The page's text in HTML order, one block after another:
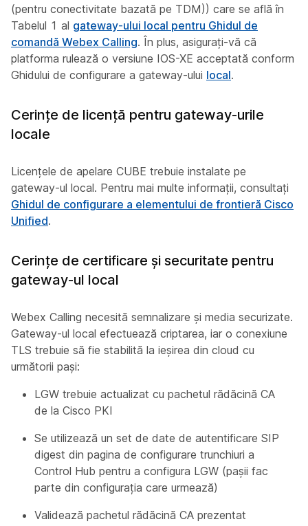
(pentru conectivitate bazată pe TDM)) care se află în
Tabelul 1 al gateway-ului local pentru Ghidul de
comandă Webex Calling. În plus, asigurați-vă că
platforma rulează o versiune IOS-XE acceptată conform
Ghidului de configurare a gateway-ului local.
Cerințe de licență pentru gateway-urile
locale
Licențele de apelare CUBE trebuie instalate pe
gateway-ul local. Pentru mai multe informații, consultați
Ghidul de configurare a elementului de frontieră Cisco
Unified.
Cerințe de certificare și securitate pentru
gateway-ul local
Webex Calling necesită semnalizare și media securizate.
Gateway-ul local efectuează criptarea, iar o conexiune
TLS trebuie să fie stabilită la ieșirea din cloud cu
următorii pași:
LGW trebuie actualizat cu pachetul rădăcină CA
de la Cisco PKI
Se utilizează un set de date de autentificare SIP
digest din pagina de configurare trunchiuri a
Control Hub pentru a configura LGW (pașii fac
parte din configurația care urmează)
Validează pachetul rădăcină CA prezentat